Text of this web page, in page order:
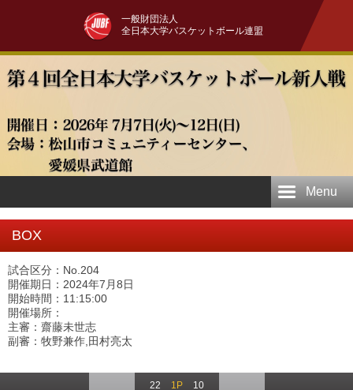
一般財団法人
全日本大学バスケットボール連盟
Menu
BOX
試合区分：No.204
開催期日：2024年7月8日
開始時間：11:15:00
開催場所：
主審：齋藤未世志
副審：牧野兼作,田村亮太
22 1P
10